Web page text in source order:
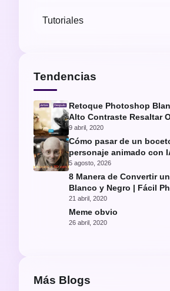
Tutoriales
Tendencias
Retoque Photoshop
Alto Contraste Resaltar
9 abril, 2020
Cómo pasar de un
personaje animado con
5 agosto, 2026
8 Manera de Convertir
Blanco y Negro | Fácil
21 abril, 2020
Meme obvio
26 abril, 2020
Más Blogs